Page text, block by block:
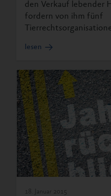
den Verkauf lebender
fordern von ihm fünf
lesen
18. Januar 2015